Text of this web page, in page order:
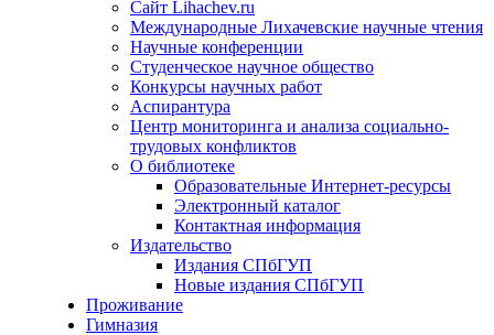
Сайт Lihachev.ru
Международные Лихачевские научные чтения
Научные конференции
Студенческое научное общество
Конкурсы научных работ
Аспирантура
Центр мониторинга и анализа социально-
трудовых конфликтов
О библиотеке
Образовательные Интернет-ресурсы
Электронный каталог
Контактная информация
Издательство
Издания СПбГУП
Новые издания СПбГУП
Проживание
Гимназия